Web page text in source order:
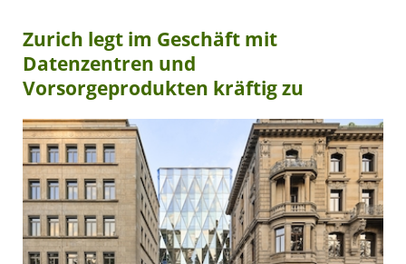
Zurich legt im Geschäft mit
Datenzentren und
Vorsorgeprodukten kräftig zu